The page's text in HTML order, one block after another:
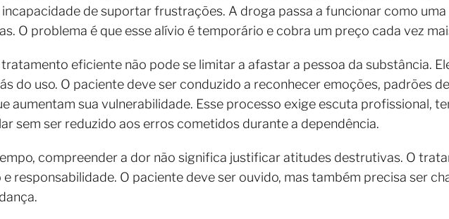
de suportar frustrações. A droga passa a funcionar como
O problema é que esse alívio é temporário e cobra um preço cada vez
tratamento eficiente não pode se limitar a afastar a pessoa da substância.
do uso. O paciente deve ser conduzido a reconhecer emoções, padrões
aumentam sua vulnerabilidade. Esse processo exige escuta profissional,
sem ser reduzido aos erros cometidos durante a dependência.
compreender a dor não significa justificar atitudes destrutivas. O
responsabilidade. O paciente deve ser ouvido, mas também precisa ser